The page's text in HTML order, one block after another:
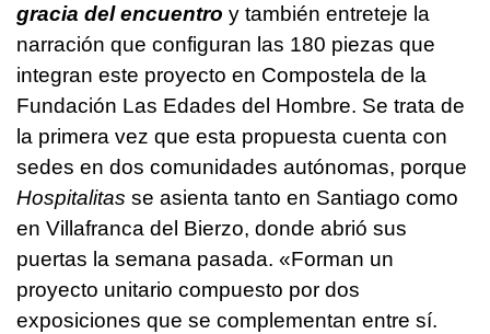
gracia del encuentro y también entreteje la
narración que configuran las 180 piezas que
integran este proyecto en Compostela de la
Fundación Las Edades del Hombre. Se trata de
la primera vez que esta propuesta cuenta con
sedes en dos comunidades autónomas, porque
Hospitalitas se asienta tanto en Santiago como
en Villafranca del Bierzo, donde abrió sus
puertas la semana pasada. «Forman un
proyecto unitario compuesto por dos
exposiciones que se complementan entre sí.